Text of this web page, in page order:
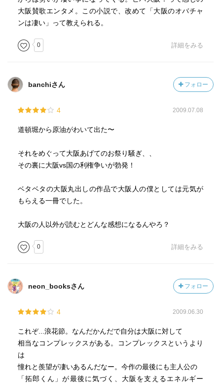
大阪賛歌エンタメ。この小説で、改めて「大阪のオバチャ
ンは凄い」って教えられる。
0 詳細をみる
banchiさん フォロー
4 2009.07.08
道頓堀から原油がわいて出た〜
それをめぐって大阪あげてのお祭り騒ぎ、、
その裏に大阪vs国の利権争いが勃発！
ベタベタの大阪丸出しの作品で大阪人の僕としては元気が
もらえる一冊でした。
大阪の人以外が読むとどんな感想になるんやろ？
0 詳細をみる
neon_booksさん フォロー
4 2009.06.30
これぞ...浪花節。なんだかんだで自分は大阪に対して
相当なコンプレックスがある。コンプレックスというより
は
憧れと羨望が凄いあるんだなー。今作の最後にも主人公の
「拓郎くん」が最後に気づく、大阪を支えるエネルギー